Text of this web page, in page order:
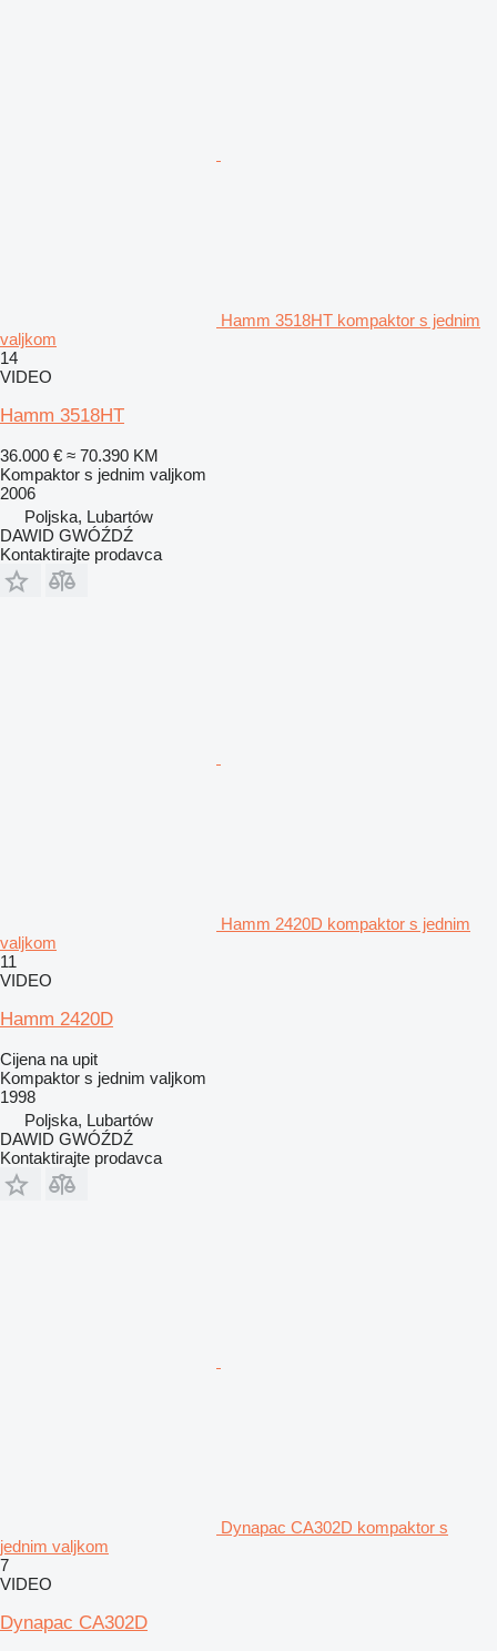
Hamm 3518HT kompaktor s jednim
valjkom
14
VIDEO
Hamm 3518HT
36.000 € ≈ 70.390 KM
Kompaktor s jednim valjkom
2006
Poljska, Lubartów
DAWID GWÓŹDŹ
Kontaktirajte prodavca
Hamm 2420D kompaktor s jednim
valjkom
11
VIDEO
Hamm 2420D
Cijena na upit
Kompaktor s jednim valjkom
1998
Poljska, Lubartów
DAWID GWÓŹDŹ
Kontaktirajte prodavca
Dynapac CA302D kompaktor s
jednim valjkom
7
VIDEO
Dynapac CA302D